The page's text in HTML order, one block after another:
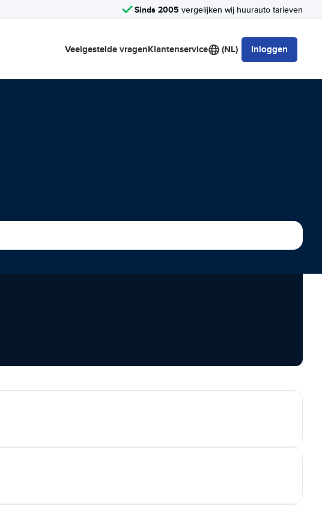
Sinds 2005 vergelijken wij huurauto tarieven
Veelgestelde vragenKlantenservice (NL) Inloggen